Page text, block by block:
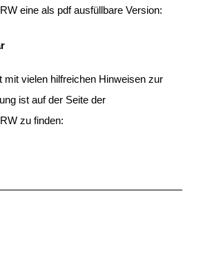
eine als pdf ausfüllbare Version:
mit vielen hilfreichen Hinweisen zur
ist auf der Seite der
zu finden: